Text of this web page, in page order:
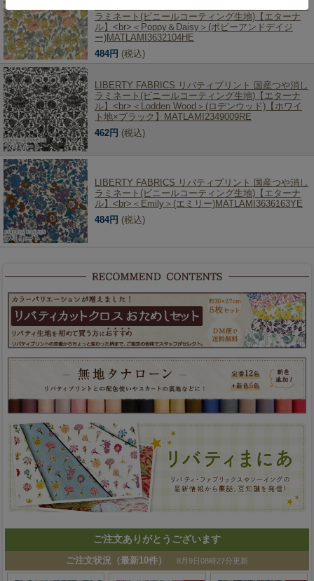
LIBERTY FABRICS リバティプリント 国産つや消し
ラミネート(ビニールコーティング生地)【エターナ
ル】<br>＜Poppy＆Daisy＞(ポピーアンドデイジ
ー)MATLAMI3632104HE
484円 (税込)
LIBERTY FABRICS リバティプリント 国産つや消し
ラミネート(ビニールコーティング生地)【エターナ
ル】<br>＜Lodden Wood＞(ロデンウッド)【ホワイ
ト地×ブラック】MATLAMI2349009RE
462円 (税込)
LIBERTY FABRICS リバティプリント 国産つや消し
ラミネート(ビニールコーティング生地)【エターナ
ル】<br>＜Emily＞(エミリー)MATLAMI3636163YE
484円 (税込)
ご注文ありがとうございます